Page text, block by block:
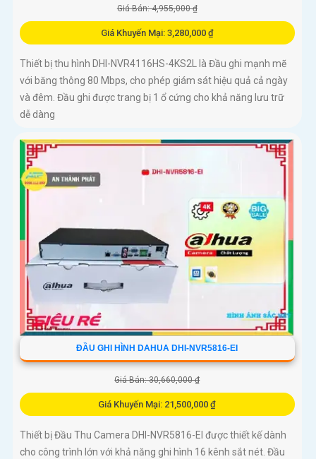
Giá Bán: 4,955,000 ₫
Giá Khuyến Mại: 3,280,000 ₫
Thiết bị thu hình DHI-NVR4116HS-4KS2L là Đầu ghi mạnh mẽ
với băng thông 80 Mbps, cho phép giám sát hiệu quả cả ngày
và đêm. Đầu ghi được trang bị 1 ổ cứng cho khả năng lưu trữ
dễ dàng
ĐẦU GHI HÌNH DAHUA DHI-NVR5816-EI
Giá Bán: 30,660,000 ₫
Giá Khuyến Mại: 21,500,000 ₫
Thiết bị Đầu Thu Camera DHI-NVR5816-EI được thiết kế dành
cho công trình lớn với khả năng ghi hình 16 kênh sắt nét. Đầu